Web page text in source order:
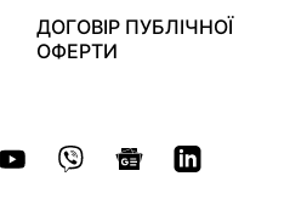
ДОГОВІР ПУБЛІЧНОЇ
ОФЕРТИ